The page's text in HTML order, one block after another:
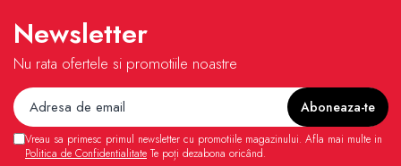
Newsletter
Nu rata ofertele si promotiile noastre
Vreau sa primesc primul newsletter cu promotiile magazinului. Afla mai multe in
Politica de Confidentialitate Te poți dezabona oricând.